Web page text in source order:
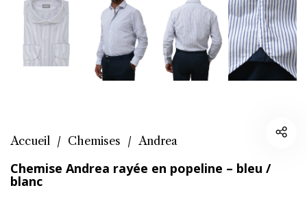
Accueil / Chemises / Andrea
Chemise Andrea rayée en popeline – bleu /
blanc